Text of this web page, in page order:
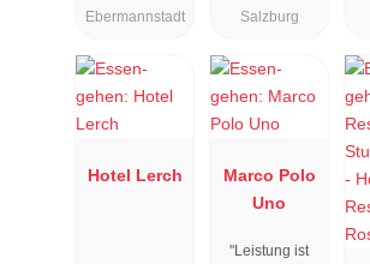
Ebermannstadt Salzburg
Hotel Lerch
Marco Polo
Uno
"Leistung ist